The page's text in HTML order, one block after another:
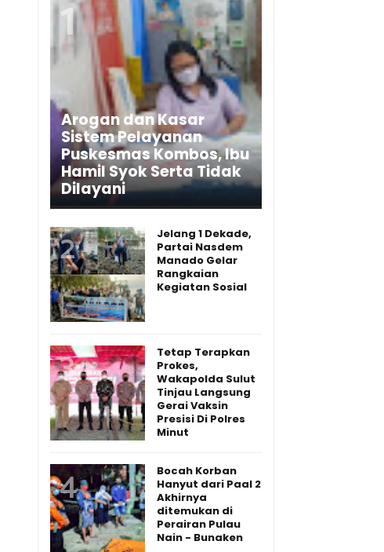
Arogan dan Kasar
Sistem Pelayanan
Puskesmas Kombos, Ibu
Hamil Syok Serta Tidak
Dilayani
Jelang 1 Dekade,
Partai Nasdem
Manado Gelar
Rangkaian
Kegiatan Sosial
Tetap Terapkan
Prokes,
Wakapolda Sulut
Tinjau Langsung
Gerai Vaksin
Presisi Di Polres
Minut
Bocah Korban
Hanyut dari Paal 2
Akhirnya
ditemukan di
Perairan Pulau
Nain - Bunaken